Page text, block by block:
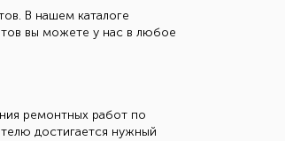
В нашем каталоге
вы можете у нас в любое
ремонтных работ по
достигается нужный